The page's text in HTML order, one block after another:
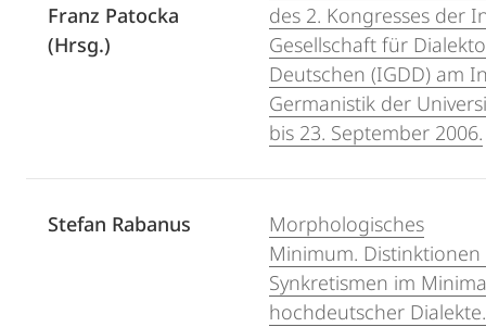
Franz Patocka
(Hrsg.)
des 2. Kongresses der
Gesellschaft für
Deutschen (IGDD) am
Germanistik der
bis 23. September 2006.
Stefan Rabanus
Morphologisches
Minimum.
Synkretismen im
hochdeutscher Dialekte.